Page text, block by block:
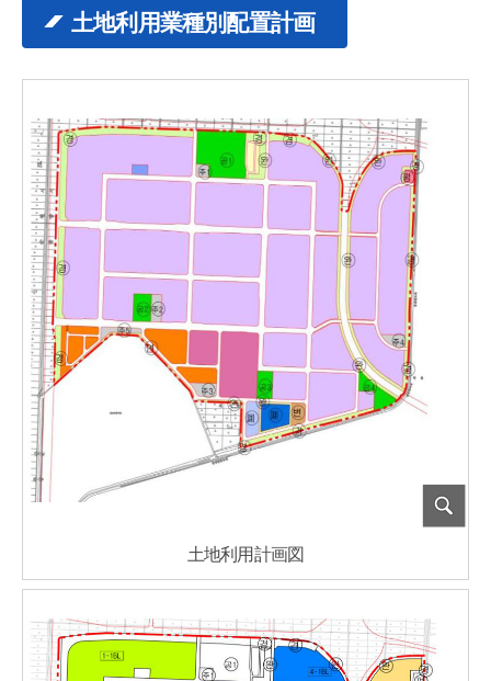
土地利用業種別配置計画
土地利用計画図